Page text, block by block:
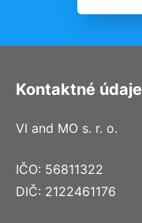
Kontaktné údaje
VI and MO s. r. o.
IČO: 56811322
DIČ: 2122461176